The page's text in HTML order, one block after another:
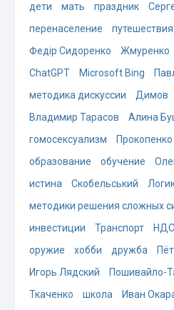
дети
мать праздник
перенаселение
путешествия
Федір Сидоренко
Жмуренко
ChatGPT
Microsoft Bing
методика дискуссии
Димов
Владимир Тарасов
Алина
гомосексуализм
Прокопенко
образование
обучение
истина
Скобельський
методики решения сложных
инвестиции
Транспорт НДС
оружие
хобби дружба
Игорь Лядский
Пошивайло-
Ткаченко
школа Иван